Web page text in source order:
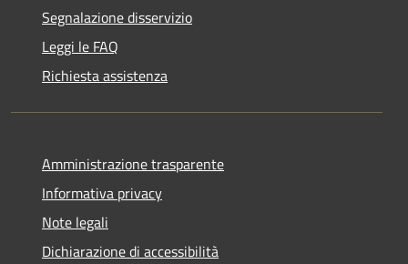
Segnalazione disservizio
Leggi le FAQ
Richiesta assistenza
Amministrazione trasparente
Informativa privacy
Note legali
Dichiarazione di accessibilità